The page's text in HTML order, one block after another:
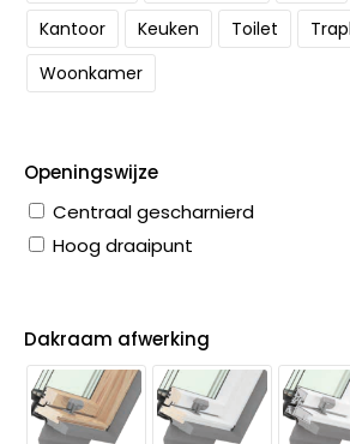
Kantoor
Keuken Toilet
Woonkamer
Openingswijze
Centraal gescharnierd
Hoog draaipunt
Dakraam afwerking